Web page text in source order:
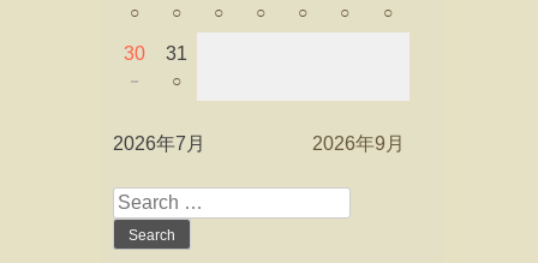
○ ○ ○ ○ ○ ○ ○
30
－
31
○
2026年7月 2026年9月
Search
for: